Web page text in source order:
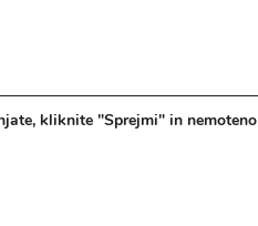
kliknite "Sprejmi" in nemoteno